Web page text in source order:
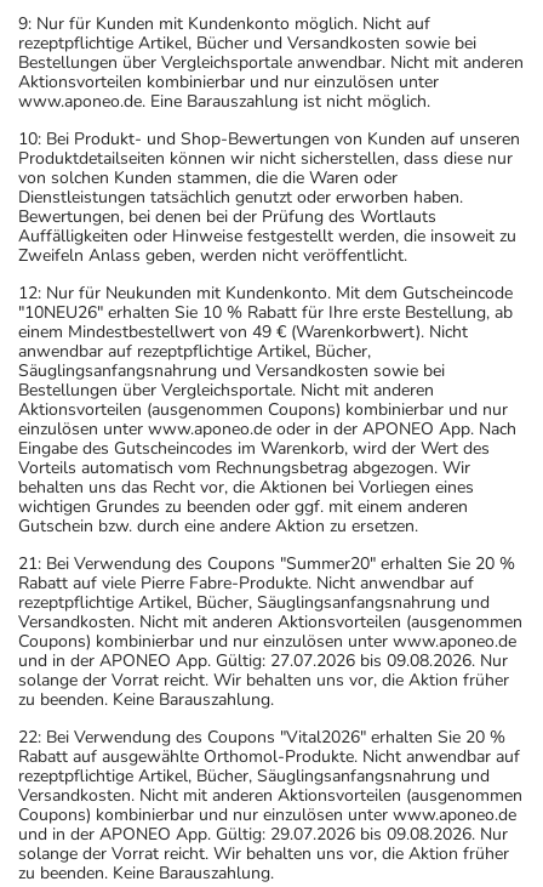
9: Nur für Kunden mit Kundenkonto möglich. Nicht auf
rezeptpflichtige Artikel, Bücher und Versandkosten sowie bei
Bestellungen über Vergleichsportale anwendbar. Nicht mit anderen
Aktionsvorteilen kombinierbar und nur einzulösen unter
www.aponeo.de. Eine Barauszahlung ist nicht möglich.
10: Bei Produkt- und Shop-Bewertungen von Kunden auf unseren
Produktdetailseiten können wir nicht sicherstellen, dass diese nur
von solchen Kunden stammen, die die Waren oder
Dienstleistungen tatsächlich genutzt oder erworben haben.
Bewertungen, bei denen bei der Prüfung des Wortlauts
Auffälligkeiten oder Hinweise festgestellt werden, die insoweit zu
Zweifeln Anlass geben, werden nicht veröffentlicht.
12: Nur für Neukunden mit Kundenkonto. Mit dem Gutscheincode
"10NEU26" erhalten Sie 10 % Rabatt für Ihre erste Bestellung, ab
einem Mindestbestellwert von 49 € (Warenkorbwert). Nicht
anwendbar auf rezeptpflichtige Artikel, Bücher,
Säuglingsanfangsnahrung und Versandkosten sowie bei
Bestellungen über Vergleichsportale. Nicht mit anderen
Aktionsvorteilen (ausgenommen Coupons) kombinierbar und nur
einzulösen unter www.aponeo.de oder in der APONEO App. Nach
Eingabe des Gutscheincodes im Warenkorb, wird der Wert des
Vorteils automatisch vom Rechnungsbetrag abgezogen. Wir
behalten uns das Recht vor, die Aktionen bei Vorliegen eines
wichtigen Grundes zu beenden oder ggf. mit einem anderen
Gutschein bzw. durch eine andere Aktion zu ersetzen.
21: Bei Verwendung des Coupons "Summer20" erhalten Sie 20 %
Rabatt auf viele Pierre Fabre-Produkte. Nicht anwendbar auf
rezeptpflichtige Artikel, Bücher, Säuglingsanfangsnahrung und
Versandkosten. Nicht mit anderen Aktionsvorteilen (ausgenommen
Coupons) kombinierbar und nur einzulösen unter www.aponeo.de
und in der APONEO App. Gültig: 27.07.2026 bis 09.08.2026. Nur
solange der Vorrat reicht. Wir behalten uns vor, die Aktion früher
zu beenden. Keine Barauszahlung.
22: Bei Verwendung des Coupons "Vital2026" erhalten Sie 20 %
Rabatt auf ausgewählte Orthomol-Produkte. Nicht anwendbar auf
rezeptpflichtige Artikel, Bücher, Säuglingsanfangsnahrung und
Versandkosten. Nicht mit anderen Aktionsvorteilen (ausgenommen
Coupons) kombinierbar und nur einzulösen unter www.aponeo.de
und in der APONEO App. Gültig: 29.07.2026 bis 09.08.2026. Nur
solange der Vorrat reicht. Wir behalten uns vor, die Aktion früher
zu beenden. Keine Barauszahlung.